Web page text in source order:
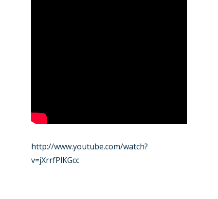
http://www.youtube.com/watch?
v=jXrrfPlKGcc